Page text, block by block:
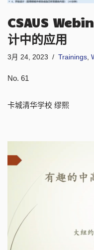
CSAUS
计中的应用
3月 24, 2023 Trainings
No. 61
卡城清华学校 缪熙